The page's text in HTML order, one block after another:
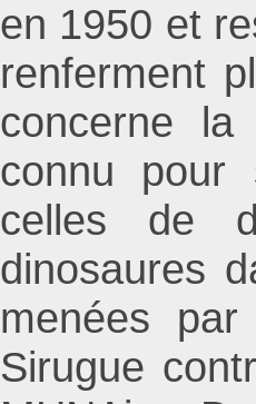
en 1950 et
renferment
concerne la
connu pour
celles de
dinosaures
menées
Sirugue